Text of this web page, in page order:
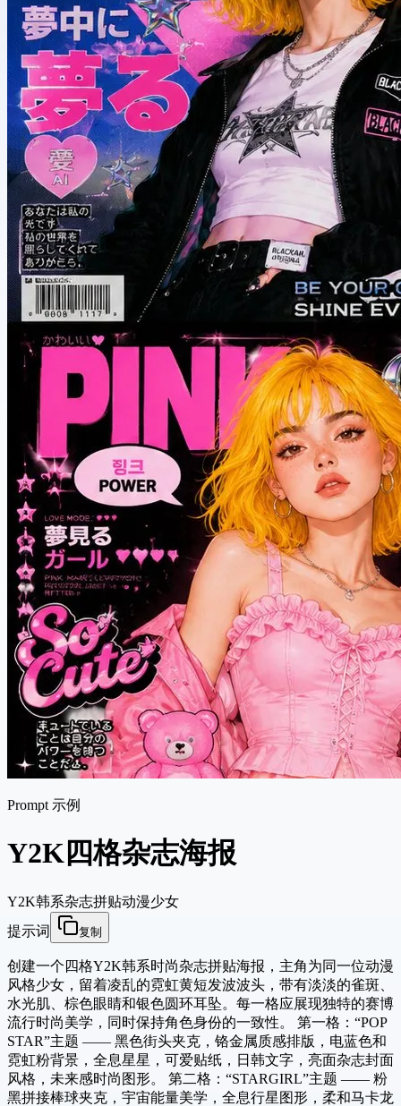
Prompt 示例
Y2K四格杂志海报
Y2K韩系杂志拼贴动漫少女
提示词
复制
创建一个四格Y2K韩系时尚杂志拼贴海报，主角为同一位动漫
风格少女，留着凌乱的霓虹黄短发波波头，带有淡淡的雀斑、
水光肌、棕色眼睛和银色圆环耳坠。每一格应展现独特的赛博
流行时尚美学，同时保持角色身份的一致性。 第一格：“POP
STAR”主题 —— 黑色街头夹克，铬金属质感排版，电蓝色和
霓虹粉背景，全息星星，可爱贴纸，日韩文字，亮面杂志封面
风格，未来感时尚图形。 第二格：“STARGIRL”主题 —— 粉
黑拼接棒球夹克，宇宙能量美学，全息行星图形，柔和马卡龙